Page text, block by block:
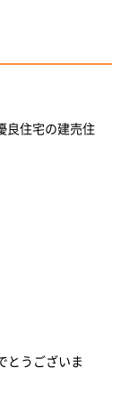
良住宅の建売住
とうございま